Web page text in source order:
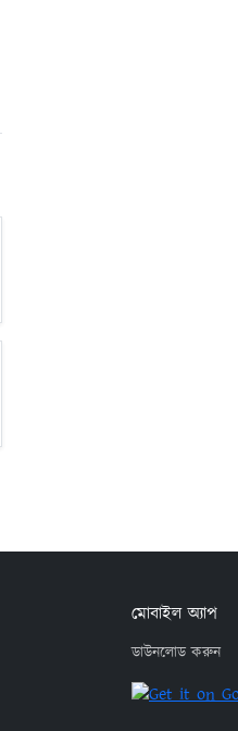
মোবাইল অ্যাপ
ডাউনলোড করুন